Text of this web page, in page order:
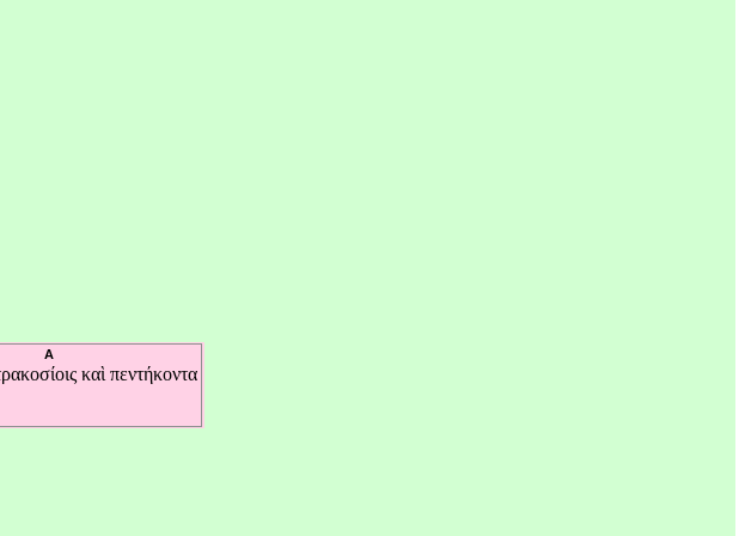
A
καὶ πεντήκοντα